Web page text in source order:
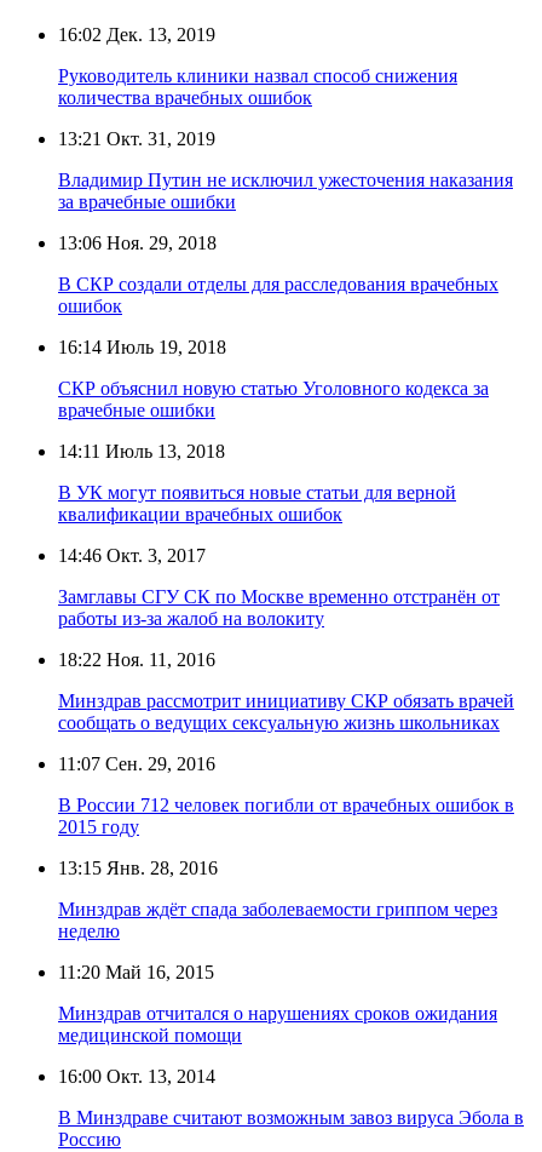
16:02 Дек. 13, 2019
Руководитель клиники назвал способ снижения
количества врачебных ошибок
13:21 Окт. 31, 2019
Владимир Путин не исключил ужесточения наказания
за врачебные ошибки
13:06 Ноя. 29, 2018
В СКР создали отделы для расследования врачебных
ошибок
16:14 Июль 19, 2018
СКР объяснил новую статью Уголовного кодекса за
врачебные ошибки
14:11 Июль 13, 2018
В УК могут появиться новые статьи для верной
квалификации врачебных ошибок
14:46 Окт. 3, 2017
Замглавы СГУ СК по Москве временно отстранён от
работы из-за жалоб на волокиту
18:22 Ноя. 11, 2016
Минздрав рассмотрит инициативу СКР обязать врачей
сообщать о ведущих сексуальную жизнь школьниках
11:07 Сен. 29, 2016
В России 712 человек погибли от врачебных ошибок в
2015 году
13:15 Янв. 28, 2016
Минздрав ждёт спада заболеваемости гриппом через
неделю
11:20 Май 16, 2015
Минздрав отчитался о нарушениях сроков ожидания
медицинской помощи
16:00 Окт. 13, 2014
В Минздраве считают возможным завоз вируса Эбола в
Россию